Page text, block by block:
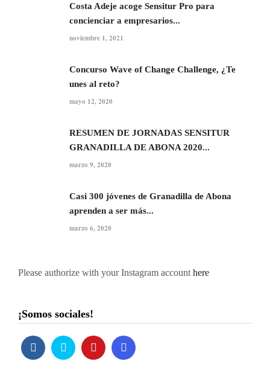
Costa Adeje acoge Sensitur Pro para
concienciar a empresarios...
noviembre 1, 2021
Concurso Wave of Change Challenge, ¿Te
unes al reto?
mayo 12, 2020
RESUMEN DE JORNADAS SENSITUR
GRANADILLA DE ABONA 2020...
marzo 9, 2020
Casi 300 jóvenes de Granadilla de Abona
aprenden a ser más...
marzo 6, 2020
Please authorize with your Instagram account here
¡Somos sociales!